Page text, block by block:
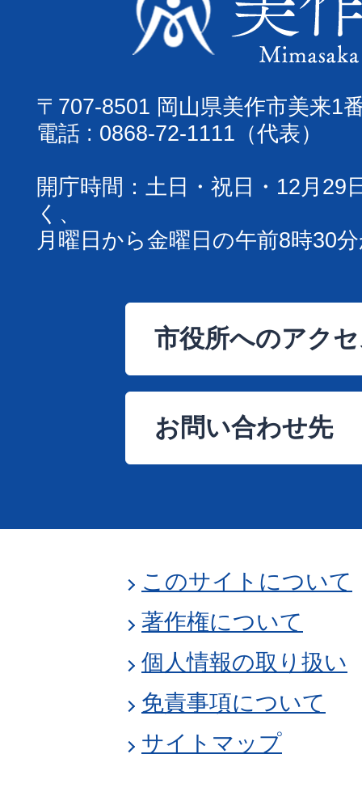
〒707-8501 岡山県美作市美来1
電話 : 0868-72-1111（代表）
開庁時間：土日・祝日・12月29
く、
月曜日から金曜日の午前8時30
市役所へのアク
お問い合わせ先
このサイトについて
著作権について
個人情報の取り扱い
免責事項について
サイトマップ